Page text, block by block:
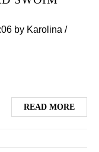
by Karolina /
READ MORE